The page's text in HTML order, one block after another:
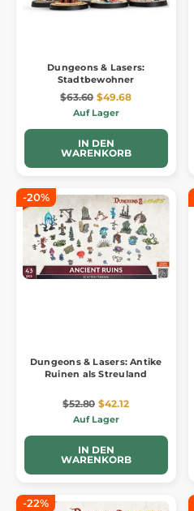
Dungeons & Lasers:
Stadtbewohner
$63.60 $49.68
Auf Lager
IN DEN
WARENKORB
-20%
Dungeons & Lasers: Antike
Ruinen als Streuland
$52.80 $42.12
Auf Lager
IN DEN
WARENKORB
-22%